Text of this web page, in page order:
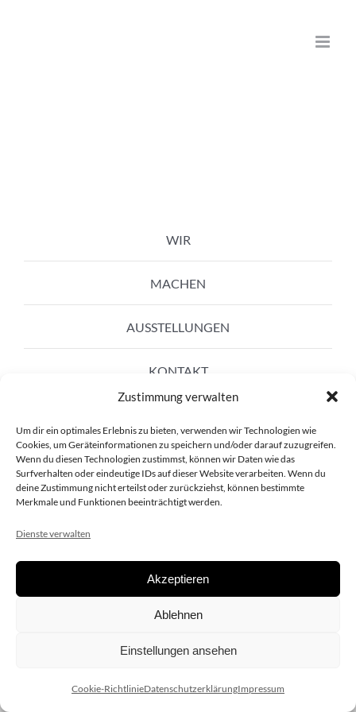
Zustimmung verwalten
Um dir ein optimales Erlebnis zu bieten, verwenden wir Technologien wie
Cookies, um Geräteinformationen zu speichern und/oder darauf zuzugreifen.
Wenn du diesen Technologien zustimmst, können wir Daten wie das
Surfverhalten oder eindeutige IDs auf dieser Website verarbeiten. Wenn du
deine Zustimmung nicht erteilst oder zurückziehst, können bestimmte
Merkmale und Funktionen beeinträchtigt werden.
Dienste verwalten
Akzeptieren
Ablehnen
Einstellungen ansehen
Cookie-RichtlinieDatenschutzerklärungImpressum
WIR
MACHEN
AUSSTELLUNGEN
KONTAKT
Copyright 2020 dieSCHAUsteller.at |Datenschützerklärung|
| Design:www.ARGEntur.at